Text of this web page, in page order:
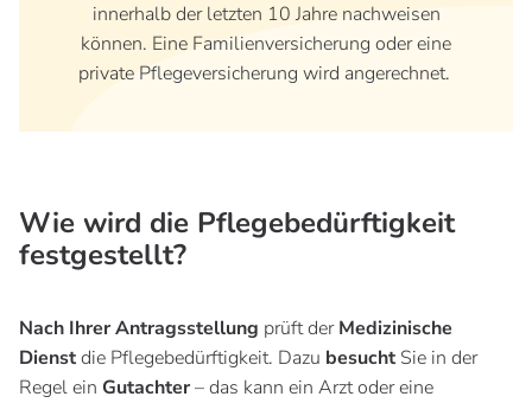
innerhalb der letzten 10 Jahre nachweisen
können. Eine Familienversicherung oder eine
private Pflegeversicherung wird angerechnet.
Wie wird die Pflegebedürftigkeit
festgestellt?
Nach Ihrer Antragsstellung prüft derMedizinische
Dienstdie Pflegebedürftigkeit. Dazu besucht Sie in der
Regel ein Gutachter– das kann ein Arzt oder eine